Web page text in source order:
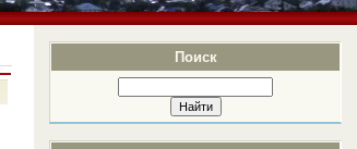
Поиск